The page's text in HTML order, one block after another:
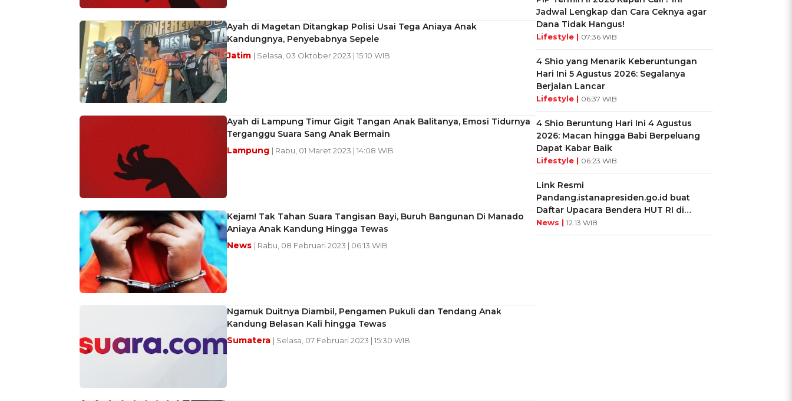
Ayah di Magetan Ditangkap Polisi Usai Tega Aniaya Anak
Kandungnya, Penyebabnya Sepele
Jatim | Selasa, 03 Oktober 2023 | 15:10 WIB
Ayah di Lampung Timur Gigit Tangan Anak Balitanya, Emosi Tidurnya
Terganggu Suara Sang Anak Bermain
Lampung | Rabu, 01 Maret 2023 | 14:08 WIB
Kejam! Tak Tahan Suara Tangisan Bayi, Buruh Bangunan Di Manado
Aniaya Anak Kandung Hingga Tewas
News | Rabu, 08 Februari 2023 | 06:13 WIB
Ngamuk Duitnya Diambil, Pengamen Pukuli dan Tendang Anak
Kandung Belasan Kali hingga Tewas
Sumatera | Selasa, 07 Februari 2023 | 15:30 WIB
Jadwal Lengkap dan Cara Ceknya agar
Dana Tidak Hangus!
Lifestyle | 07:36 WIB
4 Shio yang Menarik Keberuntungan
Hari Ini 5 Agustus 2026: Segalanya
Berjalan Lancar
Lifestyle | 06:37 WIB
4 Shio Beruntung Hari Ini 4 Agustus
2026: Macan hingga Babi Berpeluang
Dapat Kabar Baik
Lifestyle | 06:23 WIB
Link Resmi
Pandang.istanapresiden.go.id buat
Daftar Upacara Bendera HUT RI di
Istana Negara
News | 12:13 WIB